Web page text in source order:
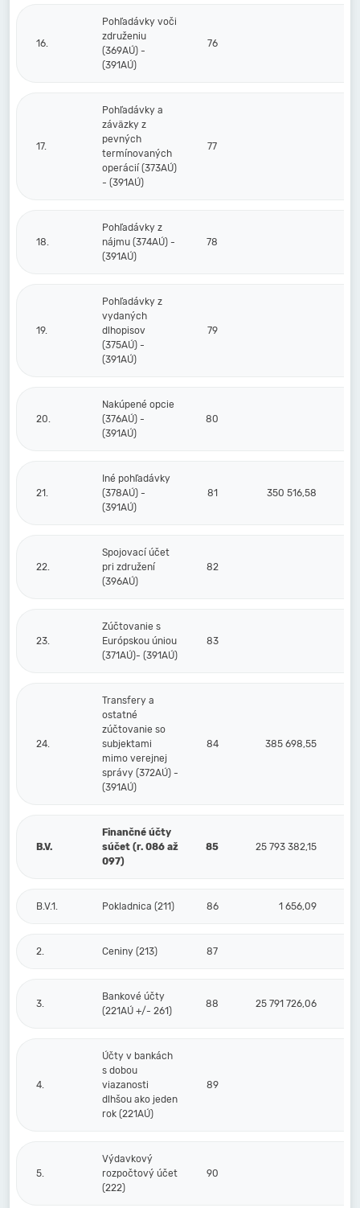
16.
Pohľadávky voči
združeniu
(369AÚ) -
(391AÚ)
76
17.
Pohľadávky a
záväzky z
pevných
termínovaných
operácií (373AÚ)
- (391AÚ)
77
18.
Pohľadávky z
nájmu (374AÚ) -
(391AÚ)
78
19.
Pohľadávky z
vydaných
dlhopisov
(375AÚ) -
(391AÚ)
79
20.
Nakúpené opcie
(376AÚ) -
(391AÚ)
80
21.
Iné pohľadávky
(378AÚ) -
(391AÚ)
81 350 516,58
22.
Spojovací účet
pri združení
(396AÚ)
82
23.
Zúčtovanie s
Európskou úniou
(371AÚ)- (391AÚ)
83
24.
Transfery a
ostatné
zúčtovanie so
subjektami
mimo verejnej
správy (372AÚ) -
(391AÚ)
84 385 698,55
B.V.
Finančné účty
súčet (r. 086 až
097)
85 25 793 382,15
B.V.1. Pokladnica (211) 86 1 656,09
2. Ceniny (213) 87
3.
Bankové účty
(221AÚ +/- 261)
88 25 791 726,06
4.
Účty v bankách
s dobou
viazanosti
dlhšou ako jeden
rok (221AÚ)
89
5.
Výdavkový
rozpočtový účet
(222)
90